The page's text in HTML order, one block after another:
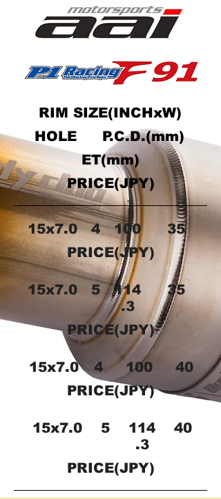
RIM SIZE(INCHxW)
HOLE
P.C.D.(mm)
ET(mm)
PRICE(JPY)
15x7.0 4 100
35
PRICE(JPY)
15x7.0 5
114
.3
35
PRICE(JPY)
15x7.0 4 100
40
PRICE(JPY)
15x7.0 5
114
.3
40
PRICE(JPY)